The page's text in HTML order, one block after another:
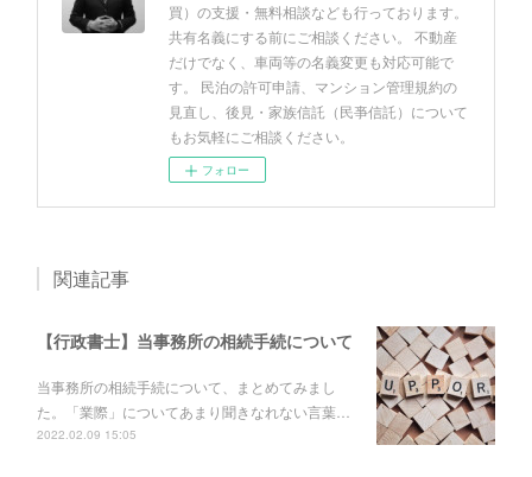
買）の支援・無料相談なども行っております。
共有名義にする前にご相談ください。 不動産
だけでなく、車両等の名義変更も対応可能で
す。 民泊の許可申請、マンション管理規約の
見直し、後見・家族信託（民亊信託）について
もお気軽にご相談ください。
フォロー
関連記事
【行政書士】当事務所の相続手続について
当事務所の相続手続について、まとめてみまし
た。「業際」についてあまり聞きなれない言葉…
2022.02.09 15:05